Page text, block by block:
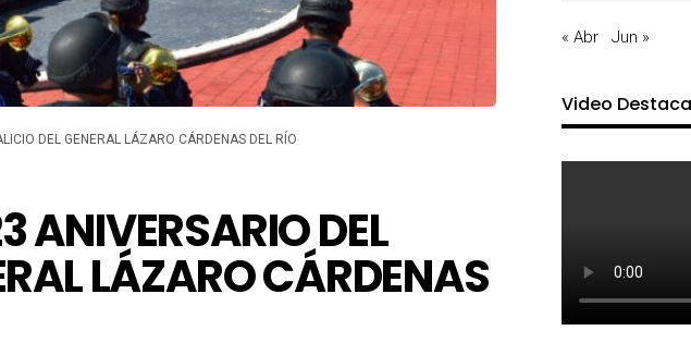
DEL GENERAL LÁZARO CÁRDENAS DEL RÍO
ANIVERSARIO DEL
LÁZARO CÁRDENAS
« Abr Jun »
Video